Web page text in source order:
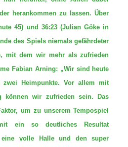
herankommen zu lassen. Über
45) und 36:23 (Julian Göke in
des Spiels niemals gefährdeter
mit dem wir mehr als zufrieden
Fabian Arning: „Wir sind heute
Heimpunkte. Vor allem mit
können wir zufrieden sein. Das
um zu unserem Tempospiel
ein so deutliches Resultat
eine volle Halle und den super